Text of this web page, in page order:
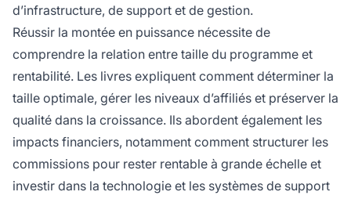
d’infrastructure, de support et de gestion.
Réussir la montée en puissance nécessite de
comprendre la relation entre taille du programme et
rentabilité. Les livres expliquent comment déterminer la
taille optimale, gérer les niveaux d’affiliés et préserver la
qualité dans la croissance. Ils abordent également les
impacts financiers, notamment comment structurer les
commissions pour rester rentable à grande échelle et
investir dans la technologie et les systèmes de support